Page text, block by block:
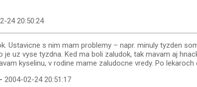
24 20:50:24
Ustavicne s nim mam problemy – napr. minuly tyzden
je uz vyse tyzdna. Ked ma boli zaludok, tak mavam aj
kyselinu, v rodine mame zaludocne vredy. Po
2004-02-24 20:51:17